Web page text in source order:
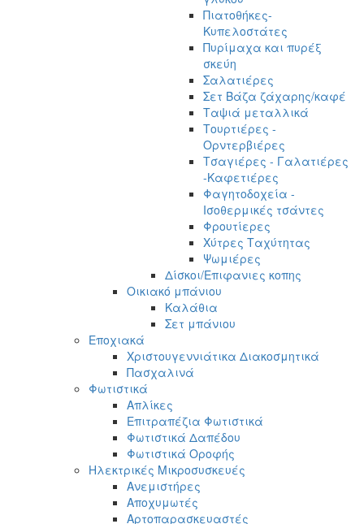
Πιατοθήκες-
Κυπελοστάτες
Πυρίμαχα και πυρέξ
σκεύη
Σαλατιέρες
Σετ Βάζα ζάχαρης/καφέ
Ταψιά μεταλλικά
Τουρτιέρες -
Ορντερβιέρες
Τσαγιέρες - Γαλατιέρες
-Καφετιέρες
Φαγητοδοχεία -
Ισοθερμικές τσάντες
Φρουτίερες
Χύτρες Ταχύτητας
Ψωμιέρες
Δίσκοι/Επιφανιες κοπης
Οικιακό μπάνιου
Καλάθια
Σετ μπάνιου
Εποχιακά
Χριστουγεννιάτικα Διακοσμητικά
Πασχαλινά
Φωτιστικά
Απλίκες
Επιτραπέζια Φωτιστικά
Φωτιστικά Δαπέδου
Φωτιστικά Οροφής
Ηλεκτρικές Μικροσυσκευές
Ανεμιστήρες
Αποχυμωτές
Αρτοπαρασκευαστές